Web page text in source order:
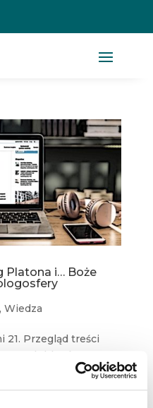
Platona i… Boże
, Wiedza
21. Przegląd treści
blogów
mamy dla Was
Convert, Branding